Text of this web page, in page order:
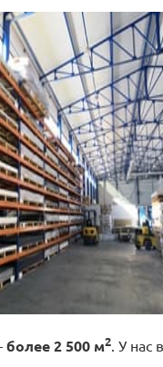
более 2 500 м2. У нас